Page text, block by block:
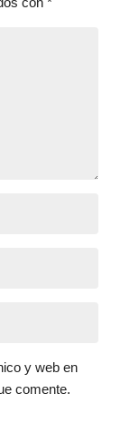
y web en
comente.